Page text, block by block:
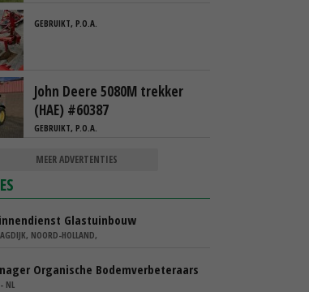
GEBRUIKT, P.O.A.
John Deere 5080M trekker
(HAE) #60387
GEBRUIKT, P.O.A.
MEER ADVERTENTIES
Glastuinbouw
NOORD-HOLLAND,
Organische Bodemverbeteraars
NL